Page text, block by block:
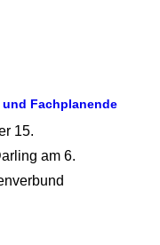
Fachplanende
15.
am 6.